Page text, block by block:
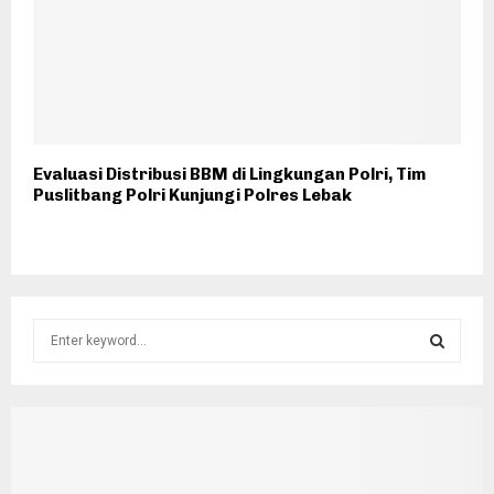
Evaluasi Distribusi BBM di Lingkungan Polri, Tim
Puslitbang Polri Kunjungi Polres Lebak